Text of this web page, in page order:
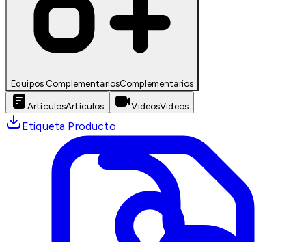
Equipos ComplementariosComplementarios
ArtículosArtículos VideosVideos
Etiqueta Producto